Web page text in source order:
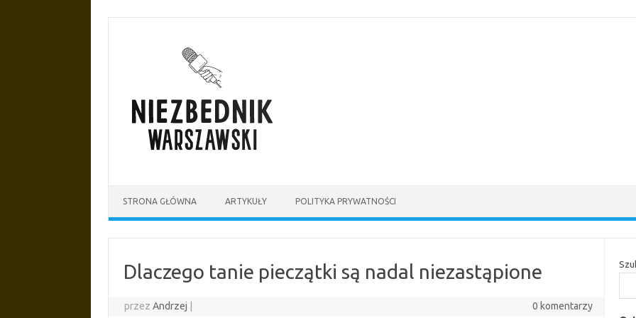
STRONA GŁÓWNA ARTYKUŁY POLITYKA PRYWATNOŚCI
Dlaczego tanie pieczątki są nadal niezastąpione
przezAndrzej 0 komentarzy